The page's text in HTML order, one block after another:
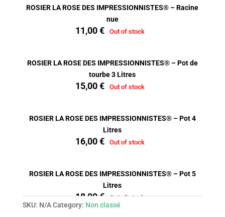
ROSIER LA ROSE DES IMPRESSIONNISTES® – Racine
nue
11,00 € Out of stock
ROSIER LA ROSE DES IMPRESSIONNISTES® – Pot de
tourbe 3 Litres
15,00 € Out of stock
ROSIER LA ROSE DES IMPRESSIONNISTES® – Pot 4
Litres
16,00 € Out of stock
ROSIER LA ROSE DES IMPRESSIONNISTES® – Pot 5
Litres
18,00€ Out of stock
SKU: N/A Category: Non classé